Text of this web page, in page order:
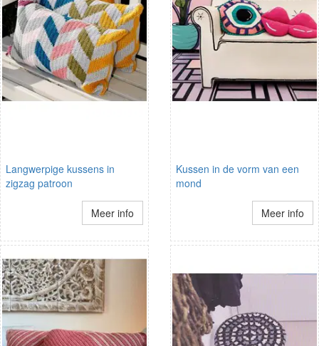
Langwerpige kussens in
zigzag patroon
Meer info
Kussen in de vorm van een
mond
Meer info